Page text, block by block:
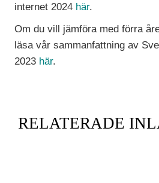
internet 2024 här.
Om du vill jämföra med förra
läsa vår sammanfattning av
2023 här.
RELATERADE